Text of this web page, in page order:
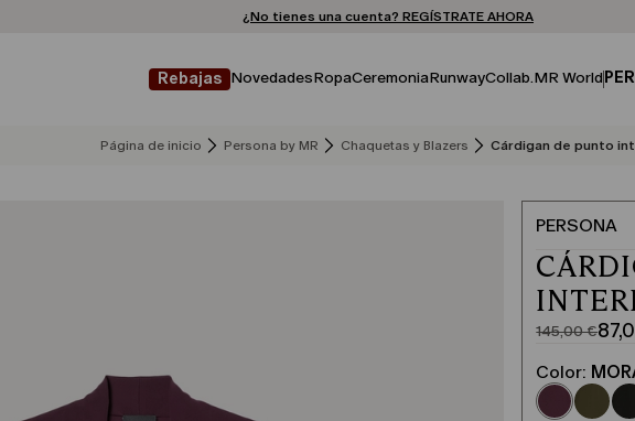
ENVÍO Y DEVOLUCIONES GRATUITOS
¿No tienes una cuenta? REGÍSTRATE AHORA
STORE LOCATOR
Rebajas NovedadesRopaCeremoniaRunwayCollab.MR World
Página de inicio Persona by MR Chaquetas y Blazers Cárdigan de punto
PERSONA
145,00 €
Precio
original
145,00
€
Precio
actual
87,00
€
Color: